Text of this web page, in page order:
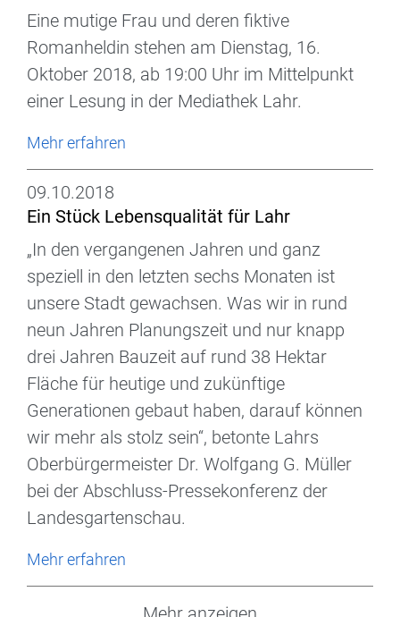
Eine mutige Frau und deren fiktive
Romanheldin stehen am Dienstag, 16.
Oktober 2018, ab 19:00 Uhr im Mittelpunkt
einer Lesung in der Mediathek Lahr.
Mehr erfahren
09.10.2018
Ein Stück Lebensqualität für Lahr
„In den vergangenen Jahren und ganz
speziell in den letzten sechs Monaten ist
unsere Stadt gewachsen. Was wir in rund
neun Jahren Planungszeit und nur knapp
drei Jahren Bauzeit auf rund 38 Hektar
Fläche für heutige und zukünftige
Generationen gebaut haben, darauf können
wir mehr als stolz sein“, betonte Lahrs
Oberbürgermeister Dr. Wolfgang G. Müller
bei der Abschluss-Pressekonferenz der
Landesgartenschau.
Mehr erfahren